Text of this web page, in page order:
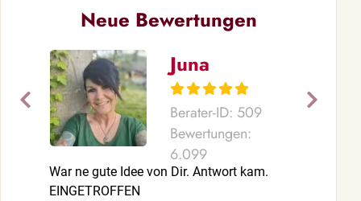
Neue Bewertungen
Juna
Berater-ID: 509
Bewertungen:
6.099
War ne gute Idee von Dir. Antwort kam.
EINGETROFFEN